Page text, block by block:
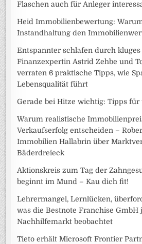
Flaschen auch für Anleger
Heid Immobilienbewertung:
Instandhaltung den
Entspannter schlafen durch kluges
Finanzexpertin Astrid Zehbe und
verraten 6 praktische Tipps, wie
Lebensqualität führt
Gerade bei Hitze wichtig: Tipps
Warum realistische
Verkaufserfolg entscheiden –
Immobilien Hallabrin über
Bäderdreieck
Aktionskreis zum Tag der
beginnt im Mund – Kau dich fit!
Lehrermangel, Lernlücken,
was die Bestnote Franchise GmbH
Nachhilfemarkt beobachtet
Tieto erhält Microsoft Frontier